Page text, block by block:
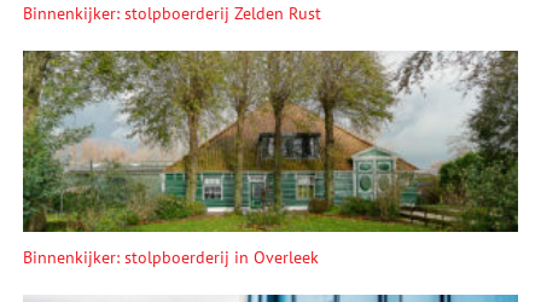
Binnenkijker: stolpboerderij Zelden Rust
Binnenkijker: stolpboerderij in Overleek